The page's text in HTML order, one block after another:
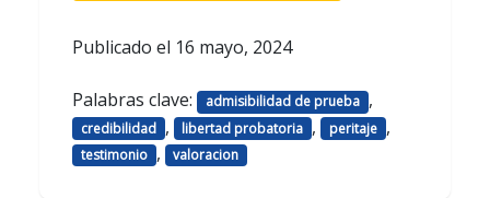
Publicado el 16 mayo, 2024
Palabras clave: admisibilidad de prueba ,
credibilidad , libertad probatoria , peritaje ,
testimonio , valoracion